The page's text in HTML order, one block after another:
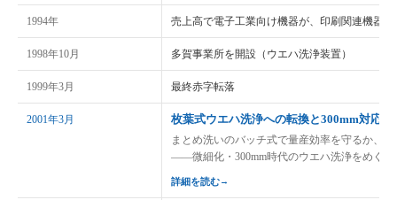
1994年 売上高で電子工業向け機器が、印刷関連機器を
1998年10月 多賀事業所を開設（ウエハ洗浄装置）
1999年3月 最終赤字転落
2001年3月 枚葉式ウエハ洗浄への転換と300mm対応
まとめ洗いのバッチ式で量産効率を守るか、1
——微細化・300mm時代のウエハ洗浄をめぐる
詳細を読む→